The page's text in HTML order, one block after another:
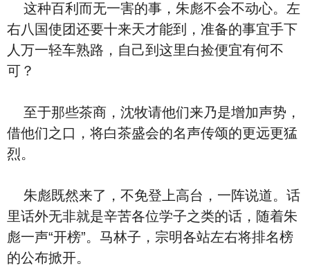
这种百利而无一害的事，朱彪不会不动心。左
右八国使团还要十来天才能到，准备的事宜手下
人万一轻车熟路，自己到这里白捡便宜有何不
可？
至于那些茶商，沈牧请他们来乃是增加声势，
借他们之口，将白茶盛会的名声传颂的更远更猛
烈。
朱彪既然来了，不免登上高台，一阵说道。话
里话外无非就是辛苦各位学子之类的话，随着朱
彪一声“开榜”。马林子，宗明各站左右将排名榜
的公布掀开。